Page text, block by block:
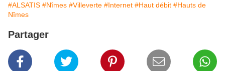
#ALSATIS #Nîmes #Villeverte #Internet #Haut débit #Hauts de
Nîmes
Partager